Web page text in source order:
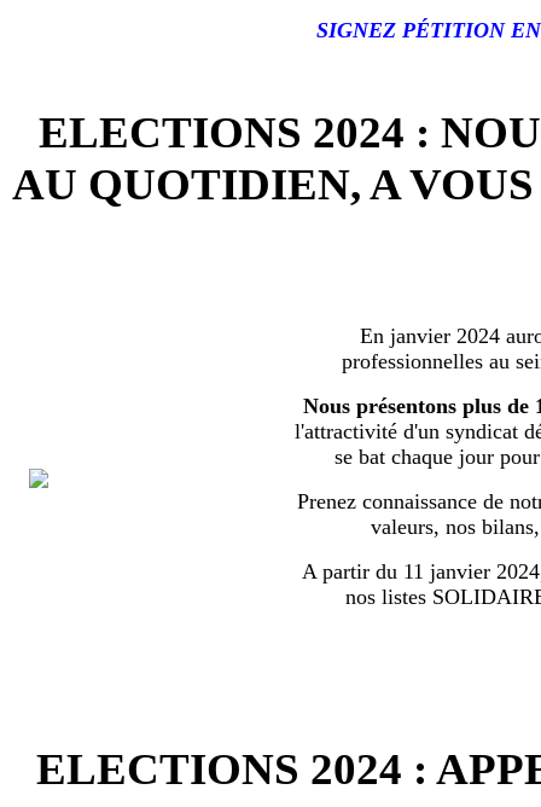
SIGNEZ PÉTITION
ELECTIONS 2024 :
AU QUOTIDIEN, A
En janvier 2024
professionnelles au
Nous présentons plus de
l'attractivité d'un syndicat
se bat chaque jour
Prenez connaissance de
valeurs, nos
A partir du 11 janvier
nos listes
ELECTIONS 2024 :